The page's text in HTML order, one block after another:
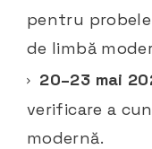
pentru
de limbă
20–23 mai
verificare a
modernă.​